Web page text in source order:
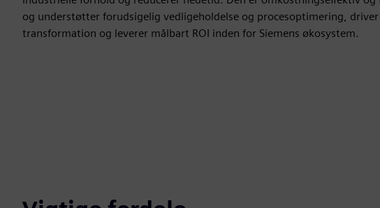
og understøtter forudsigelig vedligeholdelse og procesoptimering,
transformation og leverer målbart ROI inden for Siemens økosystem.